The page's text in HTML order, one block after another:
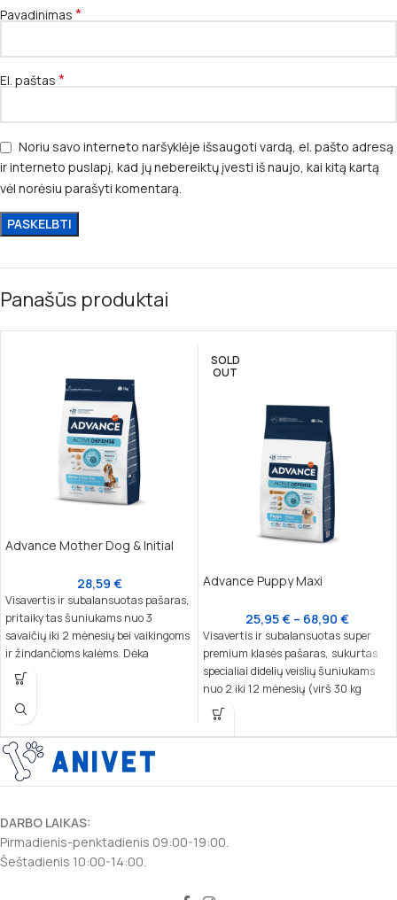
Pavadinimas *
El. paštas *
Noriu savo interneto naršyklėje išsaugoti vardą, el. pašto adresą
ir interneto puslapį, kad jų nebereiktų įvesti iš naujo, kai kitą kartą
vėl norėsiu parašyti komentarą.
Panašūs produktai
Advance Mother Dog & Initial
28,59 €
Visavertis ir subalansuotas pašaras,
pritaikytas šuniukams nuo 3
savaičių iki 2 mėnesių bei vaikingoms
ir žindančioms kalėms. Dėka
nukleotidų, kurie yra artimi motinos
pieno sudėčiai, šis maistas padeda
stiprinti šuniuko imuninę sistemą ir
skatina sveiką augimą.
SOLD
OUT
Advance Puppy Maxi
25,95€ – 68,90 €
Visavertis ir subalansuotas super
premium klasės pašaras, sukurtas
specialiai didelių veislių šuniukams
nuo 2 iki 12 mėnesių (virš 30 kg
suaugusio svorio). Šis maistas
užtikrina tinkamą kaulų, imuninės
sistemos ir centrinės nervų sistemos
DARBO LAIKAS:
Pirmadienis-penktadienis 09:00-19:00.
Šeštadienis 10:00-14:00.